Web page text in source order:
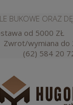
BUKOWE ORAZ
od 5000 ZŁ
Zwrot/wymiana do
(62) 584 20